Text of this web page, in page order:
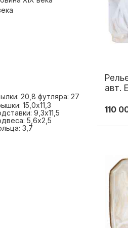
XIX века
XX вв
XX вв
начало XX вв
20,8 футляра: 27
15,0x11,3
9,3x11,5
5,6x2,5
3,7
авт.
ХХ
110